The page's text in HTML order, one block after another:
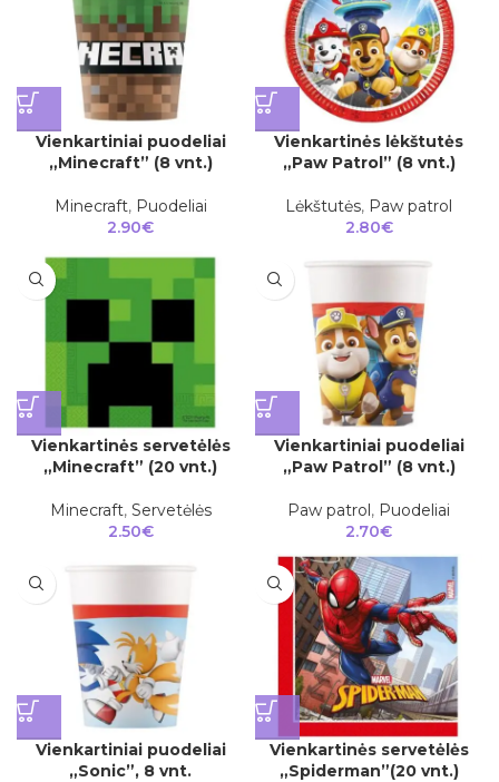
Vienkartiniai puodeliai
„Minecraft” (8 vnt.)
Minecraft, Puodeliai
2.90€
Vienkartinės lėkštutės
„Paw Patrol” (8 vnt.)
Lėkštutės, Paw patrol
2.80€
Vienkartinės servetėlės
„Minecraft” (20 vnt.)
Minecraft, Servetėlės
2.50€
Vienkartiniai puodeliai
„Paw Patrol” (8 vnt.)
Paw patrol, Puodeliai
2.70€
Vienkartiniai puodeliai
„Sonic”, 8 vnt.
Vienkartinės servetėlės
„Spiderman”(20 vnt.)